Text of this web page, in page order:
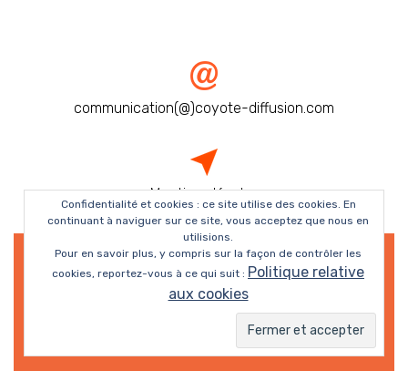
communication(@)coyote-diffusion.com
Mentions légales
© Coyote Diffusion 3.0 2019 | Une réalisation de
Léonard BASSI
Confidentialité et cookies : ce site utilise des cookies. En
continuant à naviguer sur ce site, vous acceptez que nous en
utilisions.
Pour en savoir plus, y compris sur la façon de contrôler les
cookies, reportez-vous à ce qui suit : Politique relative
aux cookies